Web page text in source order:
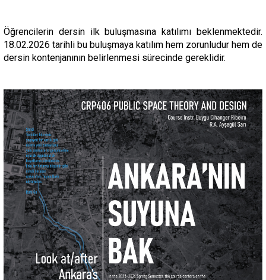
Öğrencilerin dersin ilk buluşmasına katılımı beklenmektedir.
18.02.2026 tarihli bu buluşmaya katılım hem zorunludur hem de
dersin kontenjanının belirlenmesi sürecinde gereklidir.